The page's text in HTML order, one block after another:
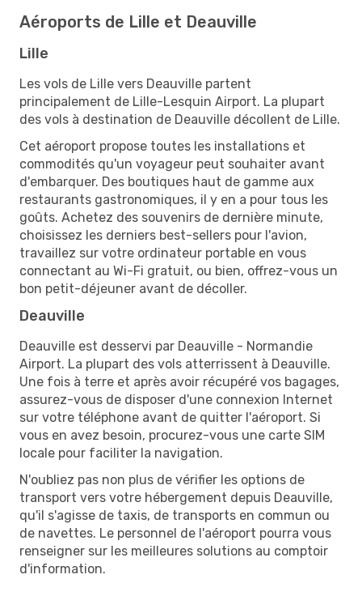
Aéroports de Lille et Deauville
Lille
Les vols de Lille vers Deauville partent
principalement de Lille-Lesquin Airport. La plupart
des vols à destination de Deauville décollent de Lille.
Cet aéroport propose toutes les installations et
commodités qu'un voyageur peut souhaiter avant
d'embarquer. Des boutiques haut de gamme aux
restaurants gastronomiques, il y en a pour tous les
goûts. Achetez des souvenirs de dernière minute,
choisissez les derniers best-sellers pour l'avion,
travaillez sur votre ordinateur portable en vous
connectant au Wi-Fi gratuit, ou bien, offrez-vous un
bon petit-déjeuner avant de décoller.
Deauville
Deauville est desservi par Deauville - Normandie
Airport. La plupart des vols atterrissent à Deauville.
Une fois à terre et après avoir récupéré vos bagages,
assurez-vous de disposer d'une connexion Internet
sur votre téléphone avant de quitter l'aéroport. Si
vous en avez besoin, procurez-vous une carte SIM
locale pour faciliter la navigation.
N'oubliez pas non plus de vérifier les options de
transport vers votre hébergement depuis Deauville,
qu'il s'agisse de taxis, de transports en commun ou
de navettes. Le personnel de l'aéroport pourra vous
renseigner sur les meilleures solutions au comptoir
d'information.